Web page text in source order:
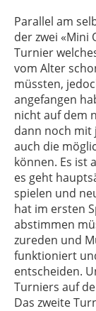
Parallel am
der zwei «Mini
Turnier
vom Alter
müssten,
angefangen
nicht auf dem
dann noch mit
auch die
können. Es ist
es geht
spielen und
hat im ersten
abstimmen
zureden und
funktioniert
entscheiden.
Turniers auf
Das zweite